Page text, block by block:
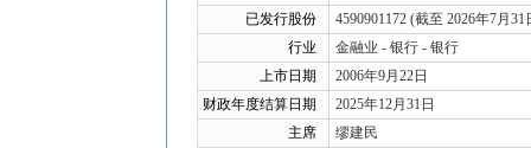
已发行股份
4590901172 (截至 2026年7月31
行业
金融业 - 银行 - 银行
上市日期
2006年9月22日
财政年度结算日期
2025年12月31日
主席
缪建民